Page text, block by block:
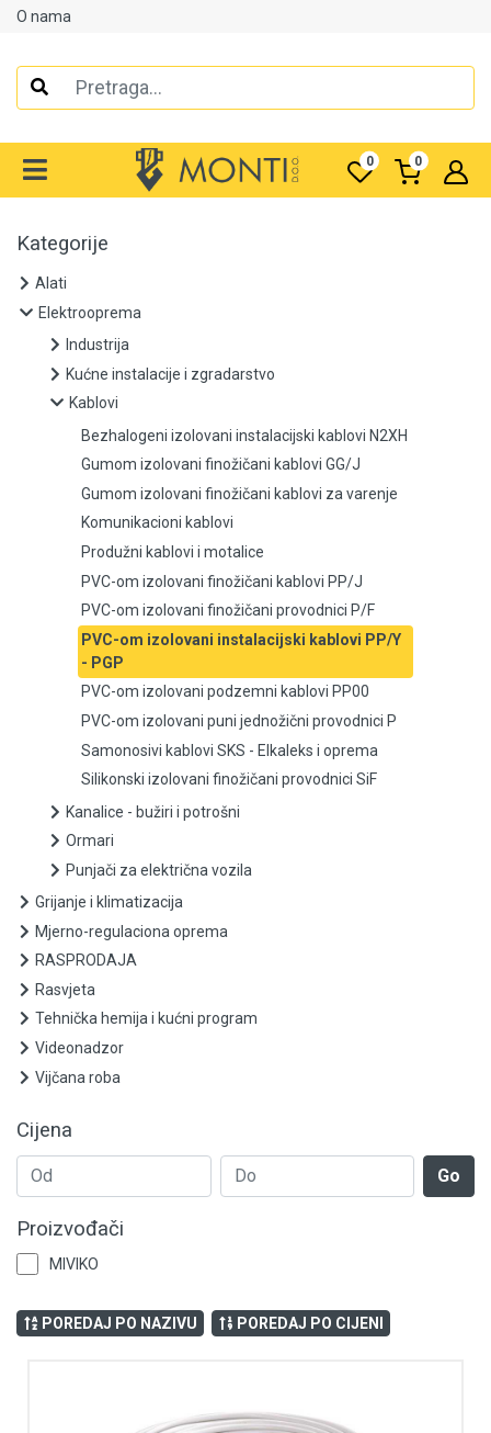
O nama
0 0
Alati
Kablovi
Bezhalogeni izolovani instalacijski kablovi N2XH
Gumom izolovani finožičani kablovi GG/J
Gumom izolovani finožičani kablovi za varenje
Komunikacioni kablovi
Produžni kablovi i motalice
PVC-om izolovani finožičani kablovi PP/J
PVC-om izolovani finožičani provodnici P/F
PVC-om izolovani instalacijski kablovi PP/Y - PGP
PVC-om izolovani podzemni kablovi PP00
PVC-om izolovani puni jednožični provodnici P
Samonosivi kablovi SKS - Elkaleks i oprema
Silikonski izolovani finožičani provodnici SiF
Kanalice - bužiri i potrošni
Ormari
Punjači za električna vozila
Grijanje i klimatizacija
Mjerno-regulaciona oprema
RASPRODAJA
Rasvjeta
Videonadzor
Kategorije
Alati
Elektrooprema
Industrija
Kućne instalacije i zgradarstvo
Kablovi
Bezhalogeni izolovani instalacijski kablovi N2XH
Gumom izolovani finožičani kablovi GG/J
Gumom izolovani finožičani kablovi za varenje
Komunikacioni kablovi
Produžni kablovi i motalice
PVC-om izolovani finožičani kablovi PP/J
PVC-om izolovani finožičani provodnici P/F
PVC-om izolovani instalacijski kablovi PP/Y
- PGP
PVC-om izolovani podzemni kablovi PP00
PVC-om izolovani puni jednožični provodnici P
Samonosivi kablovi SKS - Elkaleks i oprema
Silikonski izolovani finožičani provodnici SiF
Kanalice - bužiri i potrošni
Ormari
Punjači za električna vozila
Grijanje i klimatizacija
Mjerno-regulaciona oprema
RASPRODAJA
Rasvjeta
Tehnička hemija i kućni program
Videonadzor
Vijčana roba
Cijena
Go
Proizvođači
MIVIKO
POREDAJ PO NAZIVU POREDAJ PO CIJENI